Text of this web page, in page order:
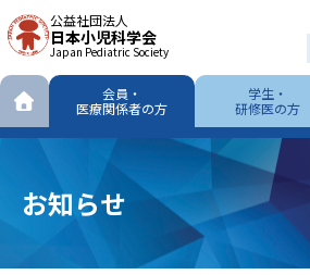
公益社団法人
日本小児科学会
Japan Pediatric Society
会員・
医療関係者の方
学生・
研修医の方
お知らせ